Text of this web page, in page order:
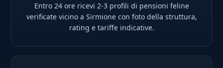
Entro 24 ore ricevi 2-3 profili di pensioni feline
verificate vicino a Sirmione con foto della struttura,
rating e tariffe indicative.